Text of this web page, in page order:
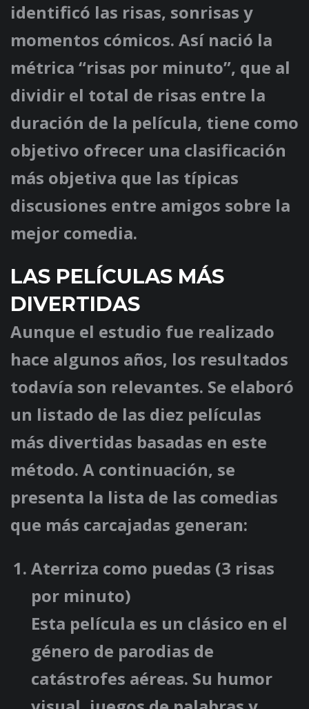
identificó las risas, sonrisas y
momentos cómicos. Así nació la
métrica “risas por minuto”, que al
dividir el total de risas entre la
duración de la película, tiene como
objetivo ofrecer una clasificación
más objetiva que las típicas
discusiones entre amigos sobre la
mejor comedia.
LAS PELÍCULAS MÁS
DIVERTIDAS
Aunque el estudio fue realizado
hace algunos años, los resultados
todavía son relevantes. Se elaboró
un listado de las diez películas
más divertidas basadas en este
método. A continuación, se
presenta la lista de las comedias
que más carcajadas generan:
Aterriza como puedas (3 risas
por minuto)
Esta película es un clásico en el
género de parodias de
catástrofes aéreas. Su humor